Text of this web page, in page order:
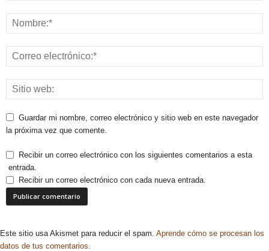
Guardar mi nombre, correo electrónico y sitio web en este navegador
la próxima vez que comente.
Recibir un correo electrónico con los siguientes comentarios a esta
entrada.
Recibir un correo electrónico con cada nueva entrada.
Este sitio usa Akismet para reducir el spam. Aprende cómo se procesan los
datos de tus comentarios.